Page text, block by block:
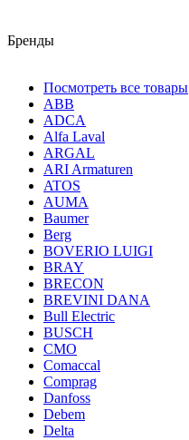
Бренды
Посмотреть все товары
ABB
ADCA
Alfa Laval
ARGAL
ARI Armaturen
ATOS
AUMA
Baumer
Berg
BOVERIO LUIGI
BRAY
BRECON
BREVINI DANA
Bull Electric
BUSCH
CMO
Comaccal
Comprag
Danfoss
Debem
Delta